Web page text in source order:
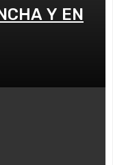
Y EN